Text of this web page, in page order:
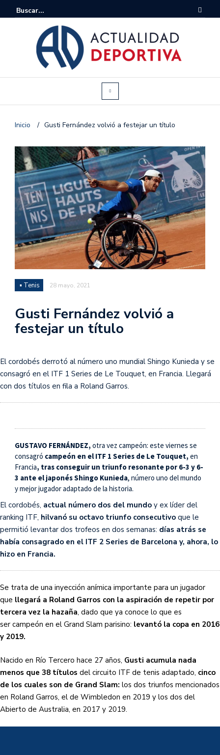
Inicio / Gusti Fernández volvió a festejar un título
▪ Tenis 28 mayo, 2021
Gusti Fernández volvió a
festejar un título
El cordobés derrotó al número uno mundial Shingo Kunieda y se
consagró en el ITF 1 Series de Le Touquet, en Francia. Llegará
con dos títulos en fila a Roland Garros.
GUSTAVO FERNÁNDEZ, otra vez campeón: este viernes se
consagró campeón en el ITF 1 Series de Le Touquet, en
Francia, tras conseguir un triunfo resonante por 6-3 y 6-
3 ante el japonés Shingo Kunieda, número uno del mundo
y mejor jugador adaptado de la historia.
El cordobés, actual número dos del mundo y ex líder del
ranking ITF, hilvanó su octavo triunfo consecutivo que le
permitió levantar dos trofeos en dos semanas: días atrás se
había consagrado en el ITF 2 Series de Barcelona y, ahora, lo
hizo en Francia.
Se trata de una inyección anímica importante para un jugador
que llegará a Roland Garros con la aspiración de repetir por
tercera vez la hazaña, dado que ya conoce lo que es
ser campeón en el Grand Slam parisino: levantó la copa en 2016
y 2019.
Nacido en Río Tercero hace 27 años, Gusti acumula nada
menos que 38 títulos del circuito ITF de tenis adaptado, cinco
de los cuales son de Grand Slam: los dos triunfos mencionados
en Roland Garros, el de Wimbledon en 2019 y los dos del
Abierto de Australia, en 2017 y 2019.